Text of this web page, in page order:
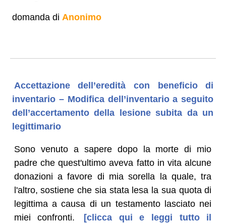
domanda di Anonimo
Accettazione dell’eredità con beneficio di
inventario – Modifica dell’inventario a seguito
dell’accertamento della lesione subita da un
legittimario
Sono venuto a sapere dopo la morte di mio
padre che quest'ultimo aveva fatto in vita alcune
donazioni a favore di mia sorella la quale, tra
l'altro, sostiene che sia stata lesa la sua quota di
legittima a causa di un testamento lasciato nei
miei confronti.
[clicca qui e leggi tutto il